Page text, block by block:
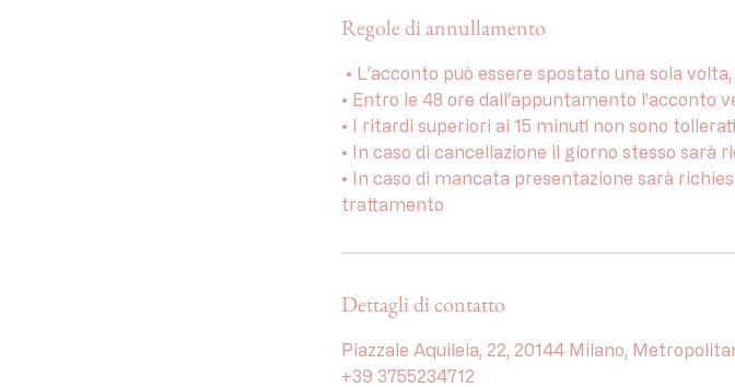
Regole di annullamento
•⁠ L’acconto può essere spostato una sola
•⁠ ⁠Entro le 48 ore dall’appuntamento l’acconto
•⁠ I ritardi superiori ai 15 minuti non sono tollerati
•⁠ ⁠In caso di cancellazione il giorno stesso
•⁠ ⁠In caso di mancata presentazione sarà
trattamento
Dettagli di contatto
Piazzale Aquileia, 22, 20144 Milano,
+39 3755234712